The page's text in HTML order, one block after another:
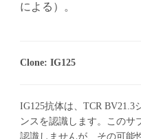
による）。
Clone: IG125
IG125抗体は、TCR BV21.3
ンスを認識します。このサ
認識しませんが、その可能